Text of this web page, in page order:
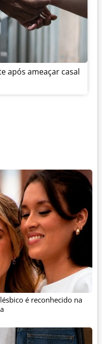
após ameaçar casal
é reconhecido na